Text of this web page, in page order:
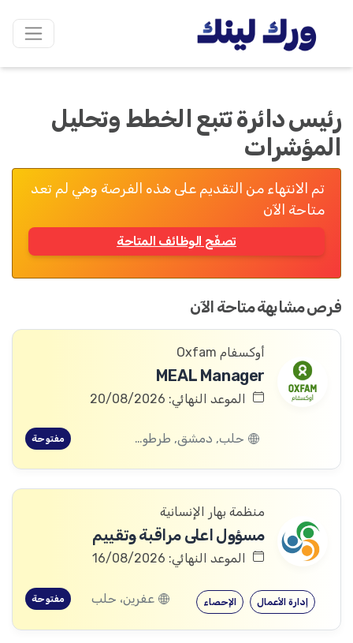
رئيس دائرة تتبع الخطط وتحليل
المؤشرات
تم الانتهاء من التقديم على هذه الفرصة وهي لم تعد
متاحة الآن
تصفّح الوظائف المتاحة
فرص مشابهة متاحة الآن
أوكسفام Oxfam
MEAL Manager
الموعد النهائي: 20/08/2026
حلب, دمشق, طرطوس, ريف دمشق, ديرالزور, درعا, السويداء, إدلب, القنيطرة, اللاذقية, الرقة, حمص, الحسكة, حماة مفتوحة
منظمة بهار الإنسانية
مسؤول اعلى مراقبة وتقييم
الموعد النهائي: 16/08/2026
الإحصاء إدارة الأعمال عفرين، حلب مفتوحة